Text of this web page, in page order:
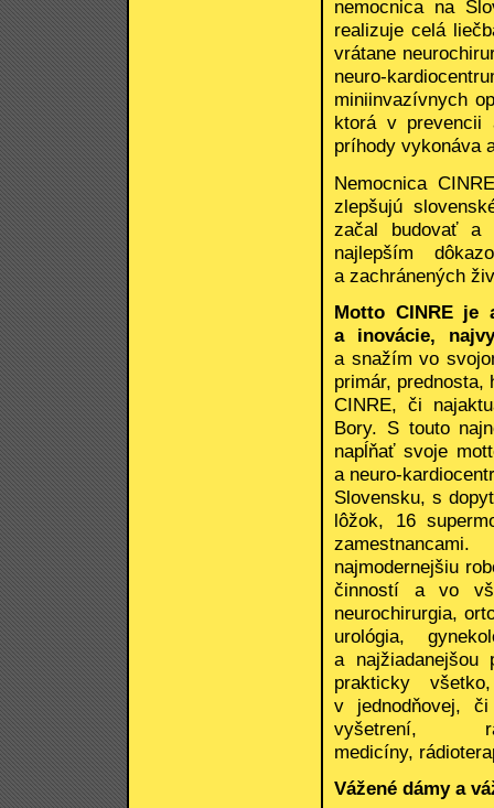
nemocnica na
realizuje celá
vrátane
neuro-
miniinvazívnych
ktorá v prevencii
príhody vykonáva
Nemocnica
zlepšujú
začal budovať a
najlepším
a zachránených
Motto CINRE je
a inovácie,
a snažím vo
primár,
CINRE, či
Bory. S touto
napĺňať svoje
a neuro-
Slovensku, s
lôžok, 16
najmodernejšiu
činností a vo
neurochirurgia,
urológia,
a najžiadanejšou
prakticky
v jednodňovej,
vyšetrení,
medicíny,
Vážené dámy a